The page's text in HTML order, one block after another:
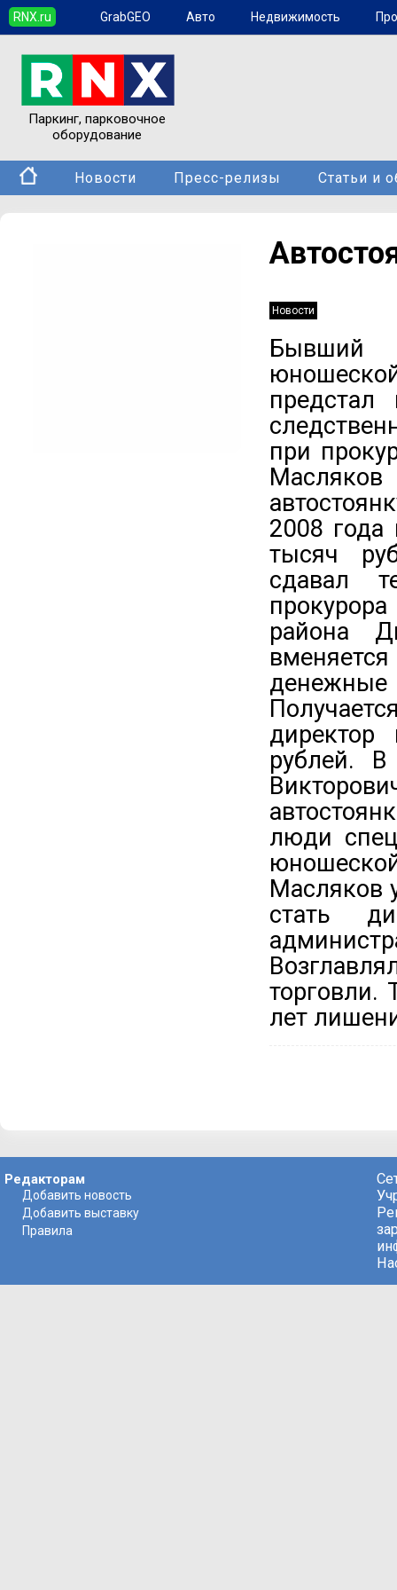
RNX.ru GrabGEO Авто Недвижимость
Паркинг, парковочное
оборудование
Новости Пресс-релизы Статьи и
Новости
Бывший
при
2008
тысяч
сдавал
района
денежные
рублей.
люди
Масляков
стать
торговли.
лет
Редакторам
Добавить новость
Добавить выставку
Правила